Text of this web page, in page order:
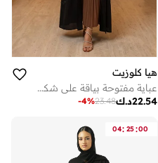
هيا كلوزيت
عباية مفتوحة بياقة على شكل حرف ومزينة
د.ك22.54
23.48
-4%
04: 25:00